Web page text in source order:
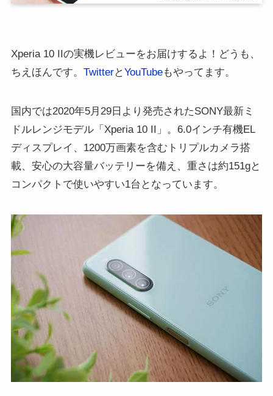
Xperia 10 IIの実機レビューをお届けするよ！どうも、
ちえほんです。 TwitterとYouTubeもやってます。
国内では2020年5月29日より発売されたSONY最新ミ
ドルレンジモデル「Xperia 10 II」。6.0インチ有機EL
ディスプレイ、1200万画素を含むトリプルカメラ搭
載、安心の大容量バッテリーを備え、重さは約151gと
コンパクトで使いやすい1台となっています。